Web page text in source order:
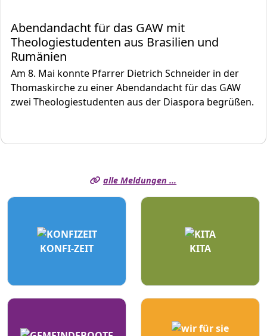
Abendandacht für das GAW mit
Theologiestudenten aus Brasilien und
Rumänien
Am 8. Mai konnte Pfarrer Dietrich Schneider in der
Thomaskirche zu einer Abendandacht für das GAW
zwei Theologiestudenten aus der Diaspora begrüßen.
alle Meldungen …
KONFI-ZEIT KITA